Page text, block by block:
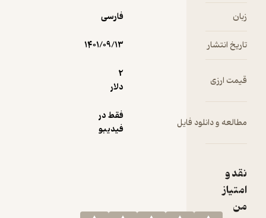
زبان فارسی
تاریخ انتشار ۱۴۰۱/۰۹/۱۳
قیمت ارزی
دلار
مطالعه و دانلود فایل
فقط در
فیدیبو
نقد و
امتیاز
من